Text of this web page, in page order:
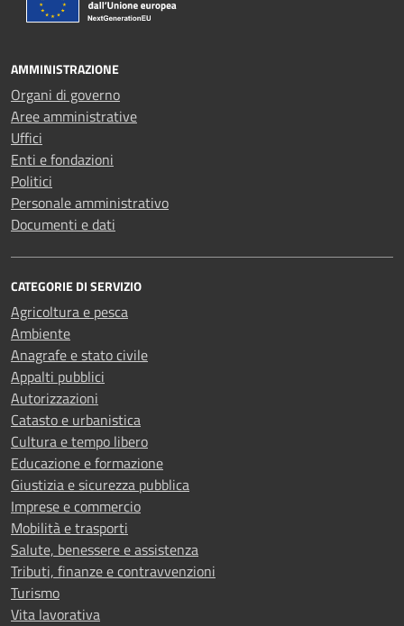
AMMINISTRAZIONE
Organi di governo
Aree amministrative
Uffici
Enti e fondazioni
Politici
Personale amministrativo
Documenti e dati
CATEGORIE DI SERVIZIO
Agricoltura e pesca
Ambiente
Anagrafe e stato civile
Appalti pubblici
Autorizzazioni
Catasto e urbanistica
Cultura e tempo libero
Educazione e formazione
Giustizia e sicurezza pubblica
Imprese e commercio
Mobilità e trasporti
Salute, benessere e assistenza
Tributi, finanze e contravvenzioni
Turismo
Vita lavorativa